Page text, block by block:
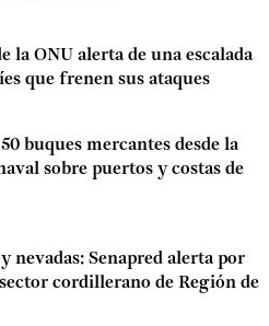
la ONU alerta de una escalada
que frenen sus ataques
buques mercantes desde la
sobre puertos y costas de
nevadas: Senapred alerta por
cordillerano de Región de